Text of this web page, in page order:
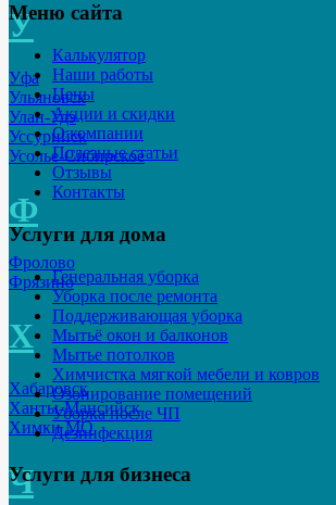
У
Уфа
Ульяновск
Улан-Удэ
Уссурийск
Усолье-Сибирское
Ф
Фролово
Фрязино
Х
Хабаровск
Ханты-Мансийск
Химки МО
Ч
Меню сайта
Калькулятор
Наши работы
Цены
Акции и скидки
О компании
Полезные статьи
Отзывы
Контакты
Услуги для дома
Генеральная уборка
Уборка после ремонта
Поддерживающая уборка
Мытьё окон и балконов
Мытье потолков
Химчистка мягкой мебели и ковров
Озонирование помещений
Уборка после ЧП
Дезинфекция
Услуги для бизнеса